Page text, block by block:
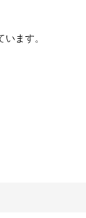
ます。